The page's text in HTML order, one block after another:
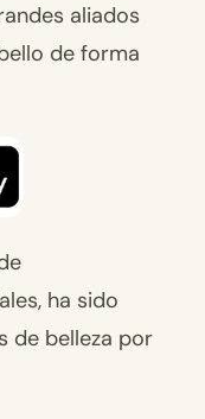
aliados
de forma
ha sido
de belleza por